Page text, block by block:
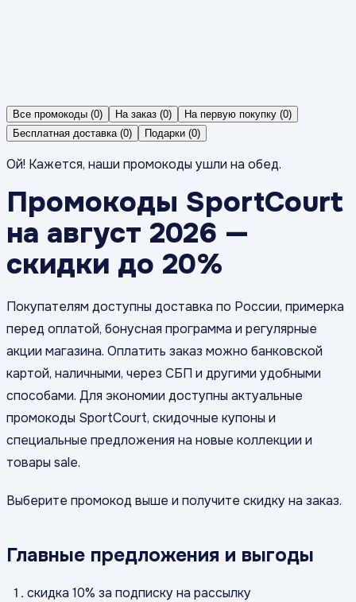
Все промокоды (0) На заказ (0) На первую покупку (0)
Бесплатная доставка (0) Подарки (0)
Ой! Кажется, наши промокоды ушли на обед.
Промокоды SportCourt
на август 2026 —
скидки до 20%
Покупателям доступны доставка по России, примерка
перед оплатой, бонусная программа и регулярные
акции магазина. Оплатить заказ можно банковской
картой, наличными, через СБП и другими удобными
способами. Для экономии доступны актуальные
промокоды SportCourt, скидочные купоны и
специальные предложения на новые коллекции и
товары sale.
Выберите промокод выше и получите скидку на заказ.
Главные предложения и выгоды
скидка 10% за подписку на рассылку